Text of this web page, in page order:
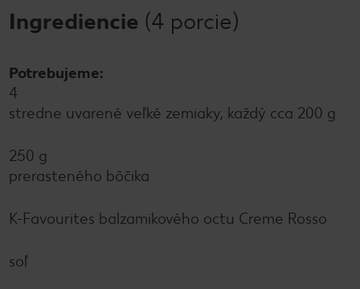
Ingrediencie (4 porcie)
Potrebujeme:
4
stredne uvarené veľké zemiaky, každý cca 200 g
250 g
prerasteného bôčika
K-Favourites balzamikového octu Creme Rosso
soľ